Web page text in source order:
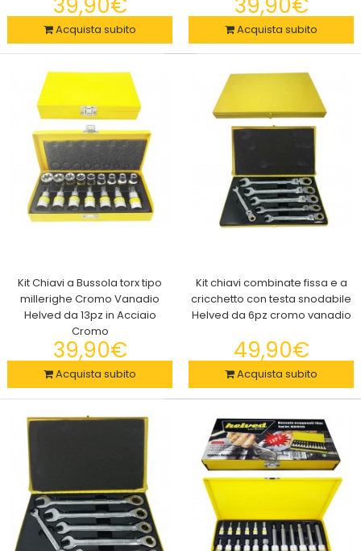
Si tratta di un albero decorativo da tavolo illuminato, con rami
Alv By Alviero Martini Pigiama Uomo Lungo In Jersey Vari
Modelli Primavera/Autunno
22,90€
Alviero Martini Pigiama Lungo UomoEsplora il comfort senza
compromessi e lo stile distintivo con il ..
Acquista subito Acquista subito
Kit Chiavi a Bussola torx tipo
millerighe Cromo Vanadio
Helved da 13pz in Acciaio
Cromo
39,90€
Acquista subito
Kit chiavi combinate fissa e a
cricchetto con testa snodabile
Helved da 6pz cromo vanadio
49,90€
Acquista subito